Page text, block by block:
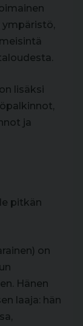
ympäristö,
lisäksi
ja
pitkän
on
Hänen
laaja: hän